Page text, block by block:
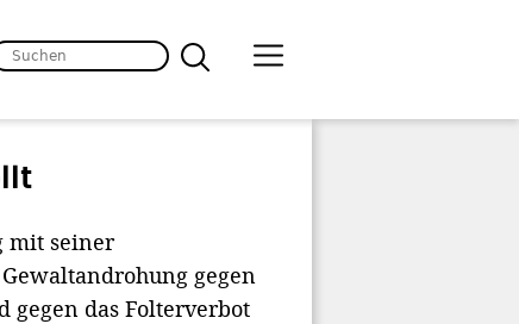
mit seiner
gegen
gegen das Folterverbot